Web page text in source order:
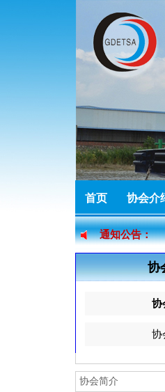
首页 协会介
加入协会
通知公告：
协
协
协
协会简介